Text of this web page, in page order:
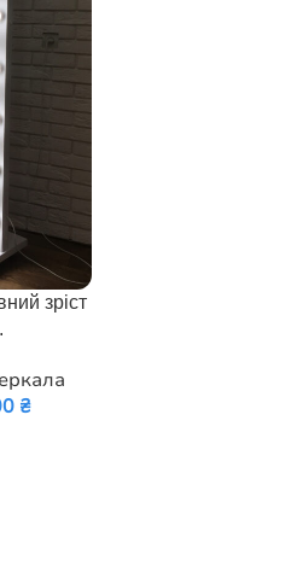
зріст
₴